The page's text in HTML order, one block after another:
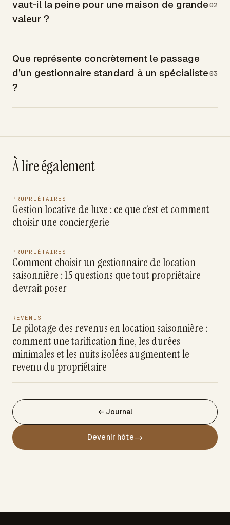
vaut-il la peine pour une maison de grande
valeur ?
02
Que représente concrètement le passage
d’un gestionnaire standard à un spécialiste
?
03
À lire également
PROPRIÉTAIRES
Gestion locative de luxe : ce que c’est et comment
choisir une conciergerie
PROPRIÉTAIRES
Comment choisir un gestionnaire de location
saisonnière : 15 questions que tout propriétaire
devrait poser
REVENUS
Le pilotage des revenus en location saisonnière :
comment une tarification fine, les durées
minimales et les nuits isolées augmentent le
revenu du propriétaire
← Journal
Devenir hôte→